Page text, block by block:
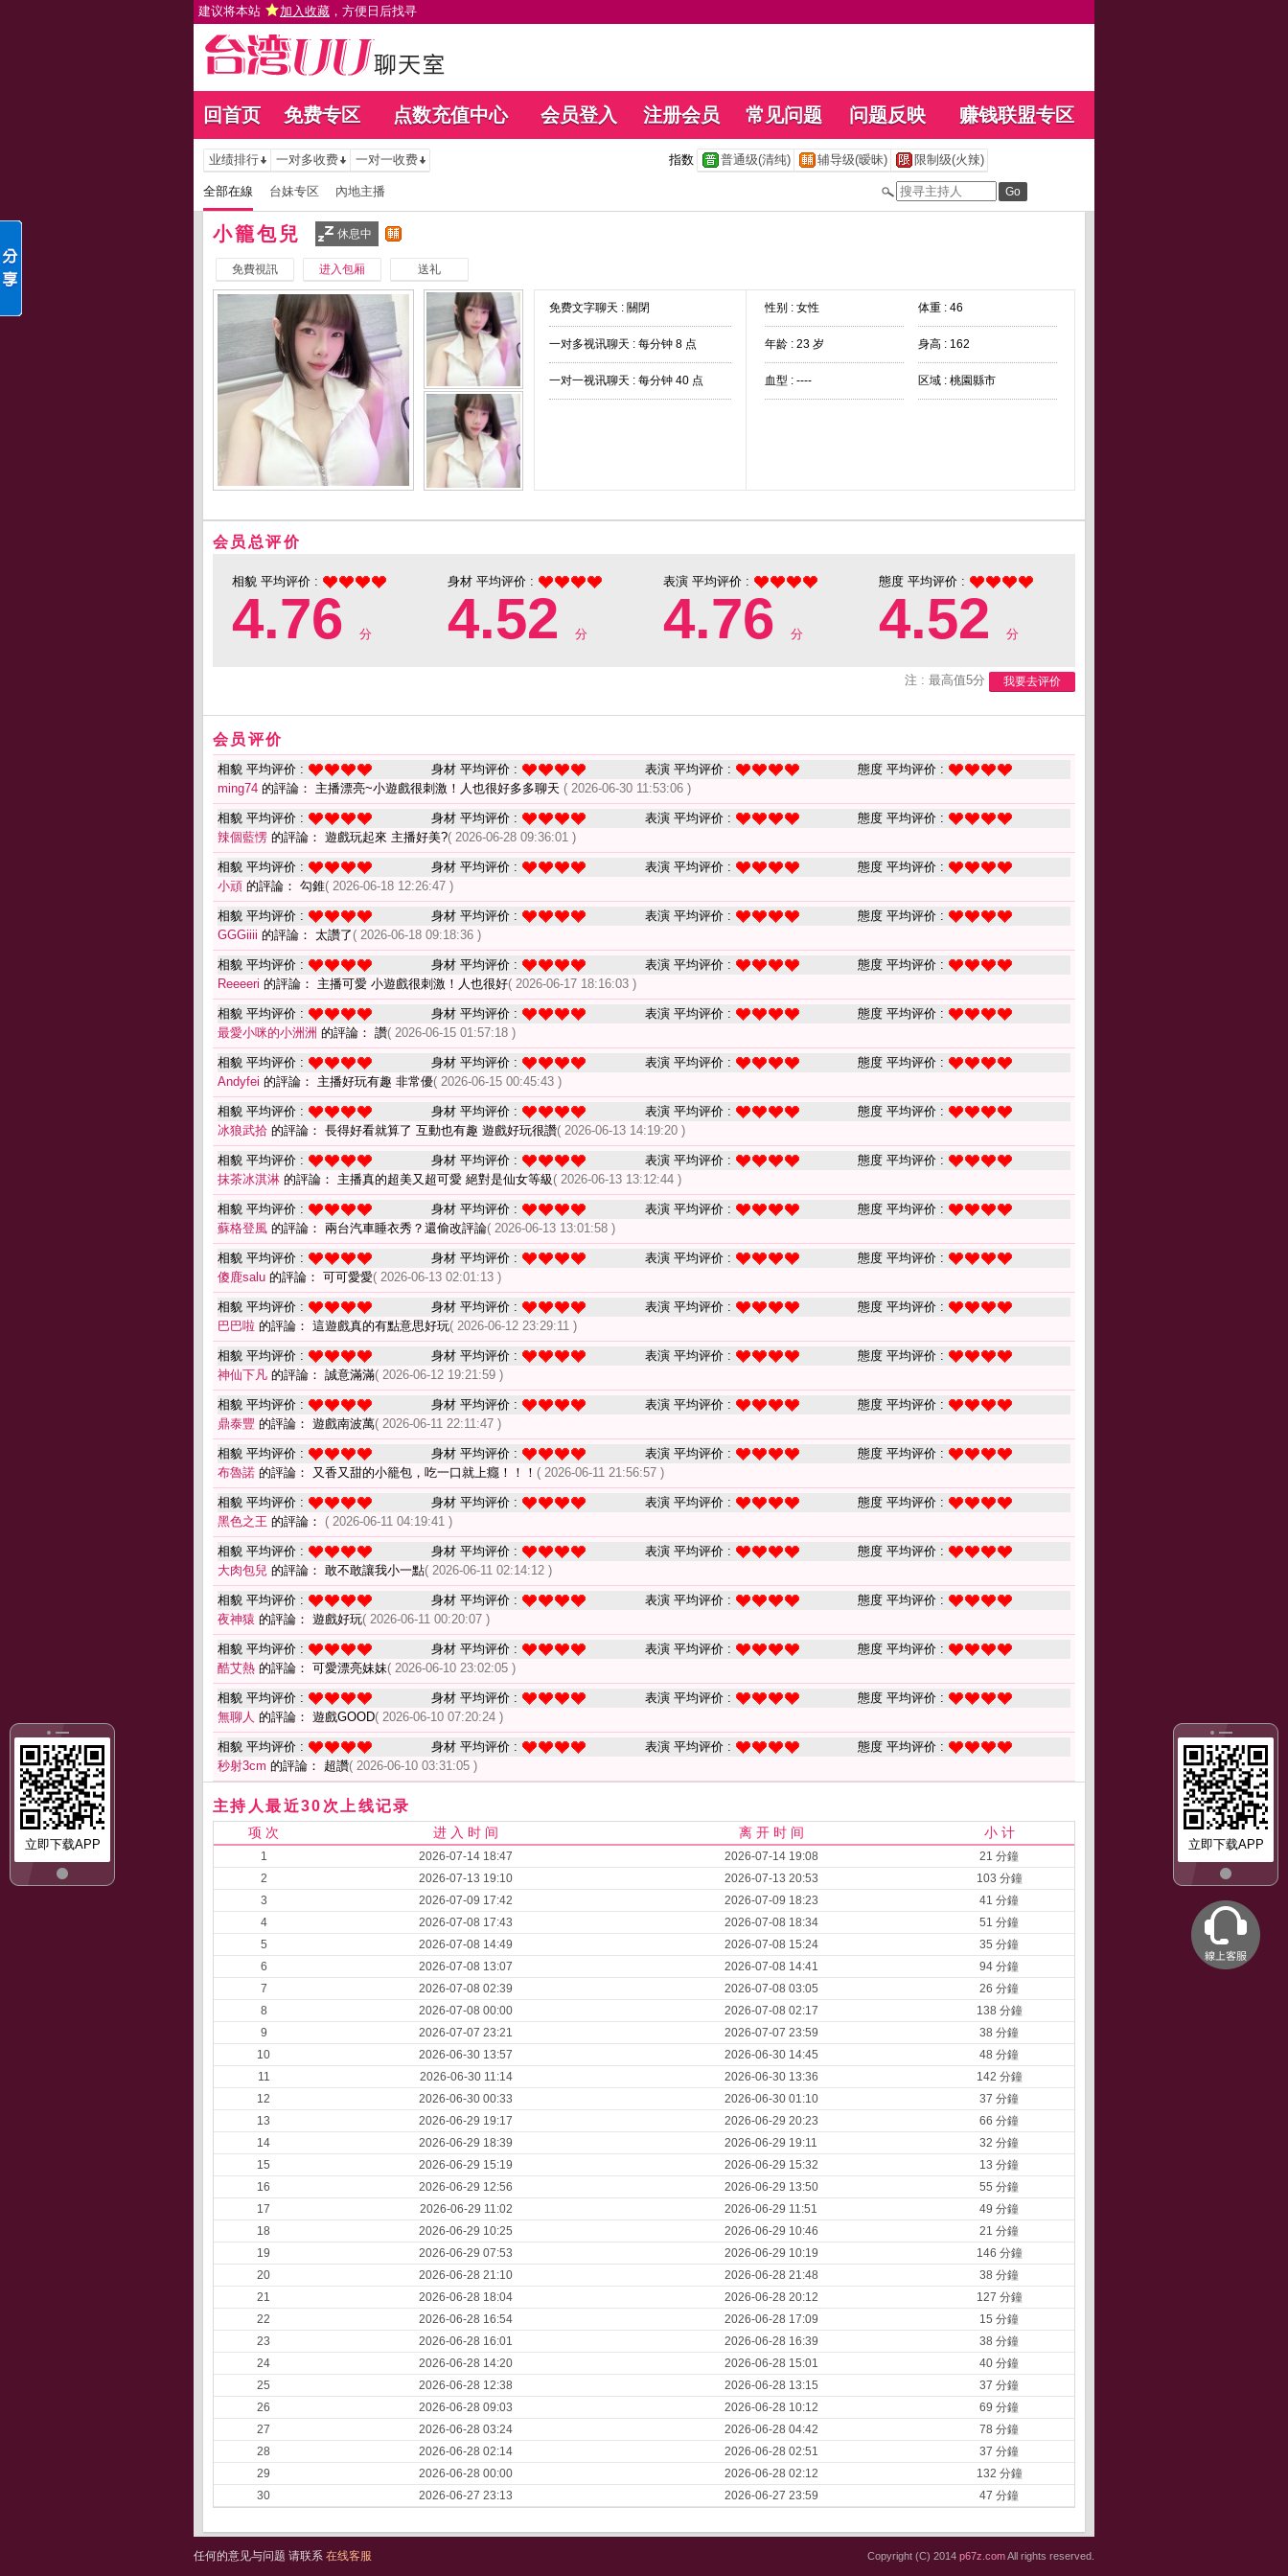
建议将本站 加入收藏 ，方便日后找寻
回首页 免费专区 点数充值中心 会员登入 注册会员 常见问题 问题反映 赚钱联盟专区
立即下载APP
立即下载APP
业绩排行 一对多收费 一对一收费 指数 普通级(清纯) 辅导级(暧昧) 限制级(火辣)
全部在線 台妹专区 內地主播
小籠包兒 休息中
免費視訊 进入包厢 送礼
免费文字聊天 : 關閉
一对多视讯聊天 : 每分钟 8 点
一对一视讯聊天 : 每分钟 40 点
性别 : 女性 体重 : 46
年龄 : 23 岁 身高 : 162
血型 : ---- 区域 : 桃園縣市
会员总评价
相貌 平均评价 :
4.76 分
身材 平均评价 :
4.52 分
表演 平均评价 :
4.76 分
態度 平均评价 :
4.52 分
注 : 最高值5分 我要去评价
会员评价
相貌 平均评价 : 身材 平均评价 : 表演 平均评价 :
態度 平均评价 :
ming74 的評論： 主播漂亮~小遊戲很刺激！人也很好多多聊天 ( 2026-06-30 11:53:06 )
相貌 平均评价 : 身材 平均评价 : 表演 平均评价 :
態度 平均评价 :
辣個藍愣 的評論： 遊戲玩起來 主播好美?( 2026-06-28 09:36:01 )
相貌 平均评价 : 身材 平均评价 : 表演 平均评价 :
態度 平均评价 :
小頑 的評論： 勾錐( 2026-06-18 12:26:47 )
相貌 平均评价 : 身材 平均评价 : 表演 平均评价 :
態度 平均评价 :
GGGiiii 的評論： 太讚了 ( 2026-06-18 09:18:36 )
相貌 平均评价 : 身材 平均评价 : 表演 平均评价 :
態度 平均评价 :
Reeeeri 的評論： 主播可愛 小遊戲很刺激！人也很好( 2026-06-17 18:16:03 )
相貌 平均评价 : 身材 平均评价 : 表演 平均评价 :
態度 平均评价 :
最愛小咪的小洲洲 的評論： 讚( 2026-06-15 01:57:18 )
相貌 平均评价 : 身材 平均评价 : 表演 平均评价 :
態度 平均评价 :
Andyfei 的評論： 主播好玩有趣 非常優( 2026-06-15 00:45:43 )
相貌 平均评价 : 身材 平均评价 : 表演 平均评价 :
態度 平均评价 :
冰狼武拾 的評論： 長得好看就算了 互動也有趣 遊戲好玩很讚( 2026-06-13 14:19:20 )
相貌 平均评价 : 身材 平均评价 : 表演 平均评价 :
態度 平均评价 :
抹茶冰淇淋 的評論： 主播真的超美又超可愛 絕對是仙女等級 ( 2026-06-13 13:12:44 )
相貌 平均评价 : 身材 平均评价 : 表演 平均评价 :
態度 平均评价 :
蘇格登風 的評論： 兩台汽車睡衣秀？還偷改評論( 2026-06-13 13:01:58 )
相貌 平均评价 : 身材 平均评价 : 表演 平均评价 :
態度 平均评价 :
傻鹿salu 的評論： 可可愛愛( 2026-06-13 02:01:13 )
相貌 平均评价 : 身材 平均评价 : 表演 平均评价 :
態度 平均评价 :
巴巴啦 的評論： 這遊戲真的有點意思好玩( 2026-06-12 23:29:11 )
相貌 平均评价 : 身材 平均评价 : 表演 平均评价 :
態度 平均评价 :
神仙下凡 的評論： 誠意滿滿( 2026-06-12 19:21:59 )
相貌 平均评价 : 身材 平均评价 : 表演 平均评价 :
態度 平均评价 :
鼎泰豐 的評論： 遊戲南波萬( 2026-06-11 22:11:47 )
相貌 平均评价 : 身材 平均评价 : 表演 平均评价 :
態度 平均评价 :
布魯諾 的評論： 又香又甜的小籠包，吃一口就上癮！！！ ( 2026-06-11 21:56:57 )
相貌 平均评价 : 身材 平均评价 : 表演 平均评价 :
態度 平均评价 :
黑色之王 的評論： ( 2026-06-11 04:19:41 )
相貌 平均评价 : 身材 平均评价 : 表演 平均评价 :
態度 平均评价 :
大肉包兒 的評論： 敢不敢讓我小一點( 2026-06-11 02:14:12 )
相貌 平均评价 : 身材 平均评价 : 表演 平均评价 :
態度 平均评价 :
夜神猿 的評論： 遊戲好玩( 2026-06-11 00:20:07 )
相貌 平均评价 : 身材 平均评价 : 表演 平均评价 :
態度 平均评价 :
酷艾熱 的評論： 可愛漂亮妹妹( 2026-06-10 23:02:05 )
相貌 平均评价 : 身材 平均评价 : 表演 平均评价 :
態度 平均评价 :
無聊人 的評論： 遊戲GOOD( 2026-06-10 07:20:24 )
相貌 平均评价 : 身材 平均评价 : 表演 平均评价 :
態度 平均评价 :
秒射3cm 的評論： 超讚( 2026-06-10 03:31:05 )
主持人最近30次上线记录
项 次 进 入 时 间 离 开 时 间 小 计
1 2026-07-14 18:47 2026-07-14 19:08
21 分鐘
2
2026-07-13 19:10 2026-07-13 20:53
103 分鐘
3
2026-07-09 17:42 2026-07-09 18:23
41 分鐘
4
2026-07-08 17:43 2026-07-08 18:34
51 分鐘
5
2026-07-08 14:49 2026-07-08 15:24
35 分鐘
6
2026-07-08 13:07 2026-07-08 14:41
94 分鐘
7
2026-07-08 02:39 2026-07-08 03:05
26 分鐘
8
2026-07-08 00:00 2026-07-08 02:17
138 分鐘
9
2026-07-07 23:21 2026-07-07 23:59
38 分鐘
10
2026-06-30 13:57 2026-06-30 14:45
48 分鐘
11
2026-06-30 11:14 2026-06-30 13:36
142 分鐘
12
2026-06-30 00:33 2026-06-30 01:10
37 分鐘
13
2026-06-29 19:17 2026-06-29 20:23
66 分鐘
14
2026-06-29 18:39 2026-06-29 19:11
32 分鐘
15
2026-06-29 15:19 2026-06-29 15:32
13 分鐘
16
2026-06-29 12:56 2026-06-29 13:50
55 分鐘
17
2026-06-29 11:02 2026-06-29 11:51
49 分鐘
18
2026-06-29 10:25 2026-06-29 10:46
21 分鐘
19
2026-06-29 07:53 2026-06-29 10:19
146 分鐘
20
2026-06-28 21:10 2026-06-28 21:48
38 分鐘
21
2026-06-28 18:04 2026-06-28 20:12
127 分鐘
22
2026-06-28 16:54 2026-06-28 17:09
15 分鐘
23
2026-06-28 16:01 2026-06-28 16:39
38 分鐘
24
2026-06-28 14:20 2026-06-28 15:01
40 分鐘
25
2026-06-28 12:38 2026-06-28 13:15
37 分鐘
26
2026-06-28 09:03 2026-06-28 10:12
69 分鐘
27
2026-06-28 03:24 2026-06-28 04:42
78 分鐘
28
2026-06-28 02:14 2026-06-28 02:51
37 分鐘
29
2026-06-28 00:00 2026-06-28 02:12
132 分鐘
30
2026-06-27 23:13 2026-06-27 23:59 47 分鐘
任何的意见与问题 请联系 在线客服 Copyright (C) 2014 p67z.comAll rights reserved.